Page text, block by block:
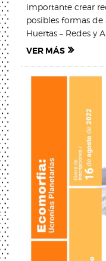
importante crear
posibles formas
Huertas – Redes y
VER MÁS